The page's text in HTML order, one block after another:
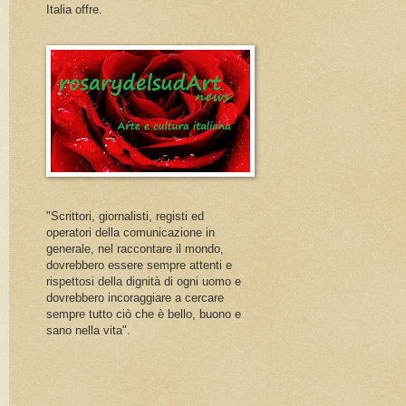
Italia offre.
"Scrittori, giornalisti, registi ed
operatori della comunicazione in
generale, nel raccontare il mondo,
dovrebbero essere sempre attenti e
rispettosi della dignità di ogni uomo e
dovrebbero incoraggiare a cercare
sempre tutto ciò che è bello, buono e
sano nella vita".